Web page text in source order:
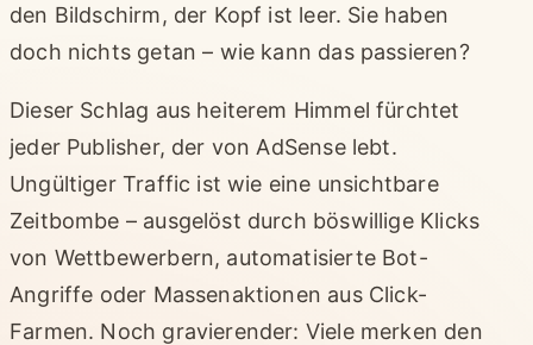
den Bildschirm, der Kopf ist leer. Sie haben
doch nichts getan – wie kann das passieren?
Dieser Schlag aus heiterem Himmel fürchtet
jeder Publisher, der von AdSense lebt.
Ungültiger Traffic ist wie eine unsichtbare
Zeitbombe – ausgelöst durch böswillige Klicks
von Wettbewerbern, automatisierte Bot-
Angriffe oder Massenaktionen aus Click-
Farmen. Noch gravierender: Viele merken den